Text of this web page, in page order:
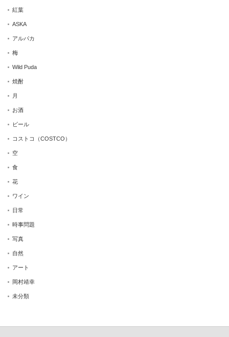
紅葉
ASKA
アルパカ
梅
Wild Puda
焼酎
月
お酒
ビール
コストコ（COSTCO）
空
食
花
ワイン
日常
時事問題
写真
自然
アート
岡村靖幸
未分類